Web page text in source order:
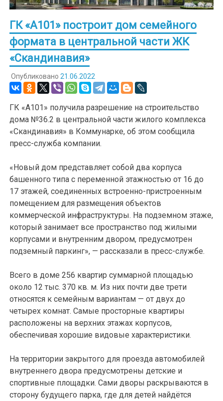
ГК «А101» построит дом семейного
формата в центральной части ЖК
«Скандинавия»
Опубликовано 21.06.2022
ГК «А101» получила разрешение на строительство
дома №36.2 в центральной части жилого комплекса
«Скандинавия» в Коммунарке, об этом сообщила
пресс-служба компании.
«Новый дом представляет собой два корпуса
башенного типа с переменной этажностью от 16 до
17 этажей, соединенных встроенно-пристроенным
помещением для размещения объектов
коммерческой инфраструктуры. На подземном этаже,
который занимает все пространство под жилыми
корпусами и внутренним двором, предусмотрен
подземный паркинг», — рассказали в пресс-службе.
Всего в доме 256 квартир суммарной площадью
около 12 тыс. 370 кв. м. Из них почти две трети
относятся к семейным вариантам — от двух до
четырех комнат. Самые просторные квартиры
расположены на верхних этажах корпусов,
обеспечивая хорошие видовые характеристики.
На территории закрытого для проезда автомобилей
внутреннего двора предусмотрены детские и
спортивные площадки. Сами дворы раскрываются в
сторону будущего парка, где для детей найдётся